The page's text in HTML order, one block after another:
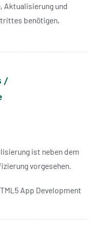
Aktualisierung und
benötigen,
/
ist neben dem
vorgesehen.
App Development